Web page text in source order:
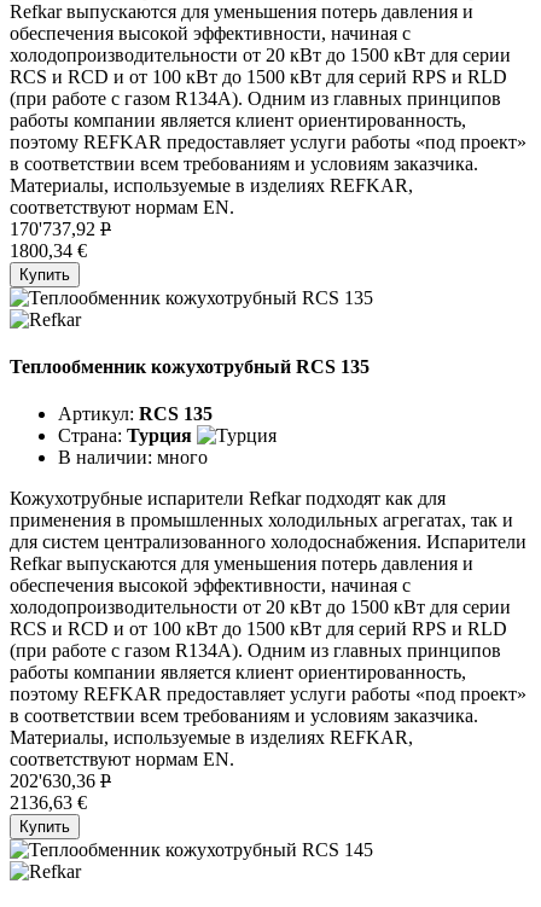
Refkar выпускаются для уменьшения потерь давления и
обеспечения высокой эффективности, начиная с
холодопроизводительности от 20 кВт до 1500 кВт для серии
RCS и RCD и от 100 кВт до 1500 кВт для серий RPS и RLD
(при работе с газом R134A). Одним из главных принципов
работы компании является клиент ориентированность,
поэтому REFKAR предоставляет услуги работы «под проект»
в соответствии всем требованиям и условиям заказчика.
Материалы, используемые в изделиях REFKAR,
соответствуют нормам EN.
170'737,92 P
1800,34 €
Купить
Теплообменник кожухотрубный RCS 135
Артикул: RCS 135
Страна: Турция
В наличии: много
Кожухотрубные испарители Refkar подходят как для
применения в промышленных холодильных агрегатах, так и
для систем централизованного холодоснабжения. Испарители
Refkar выпускаются для уменьшения потерь давления и
обеспечения высокой эффективности, начиная с
холодопроизводительности от 20 кВт до 1500 кВт для серии
RCS и RCD и от 100 кВт до 1500 кВт для серий RPS и RLD
(при работе с газом R134A). Одним из главных принципов
работы компании является клиент ориентированность,
поэтому REFKAR предоставляет услуги работы «под проект»
в соответствии всем требованиям и условиям заказчика.
Материалы, используемые в изделиях REFKAR,
соответствуют нормам EN.
202'630,36 P
2136,63 €
Купить